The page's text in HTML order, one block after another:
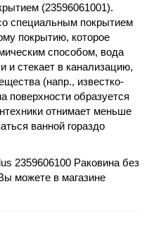
(23596061001).
специальным покрытием
покрытию, которое
способом, вода
и стекает в канализацию,
(напр., известко-
поверхности образуется
отнимает меньше
ванной гораздо
2359606100 Раковина без
можете в магазине